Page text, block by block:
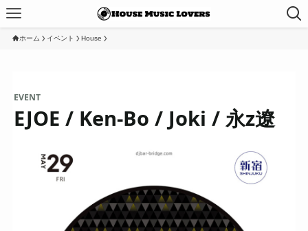
ホーム イベント House
EVENT
EJOE / Ken-Bo / Joki / 永z遼